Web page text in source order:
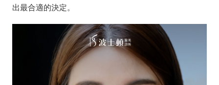
出最合適的決定。